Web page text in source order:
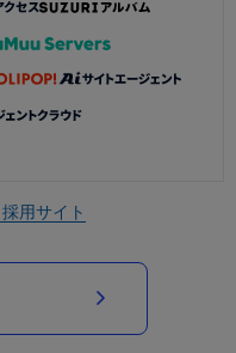
採用サイト